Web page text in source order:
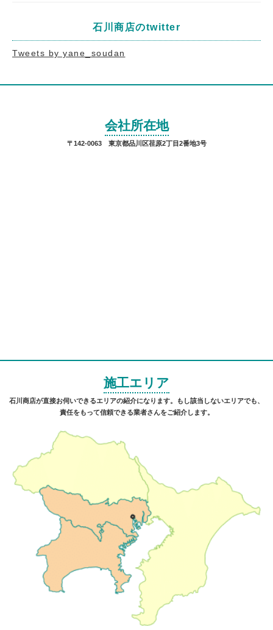
石川商店のtwitter
Tweets by yane_soudan
会社所在地
〒142-0063 東京都品川区荏原2丁目2番地3号
施工エリア
石川商店が直接お伺いできるエリアの紹介になります。もし該当しないエリアでも、
責任をもって信頼できる業者さんをご紹介します。